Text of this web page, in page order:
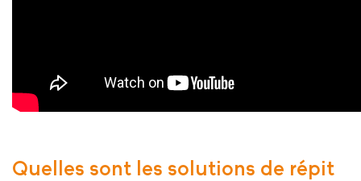
Quelles sont les solutions de répit